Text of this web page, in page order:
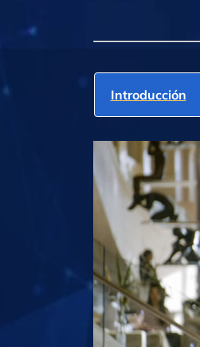
Introducción